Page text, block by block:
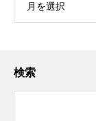
月を選択
検索